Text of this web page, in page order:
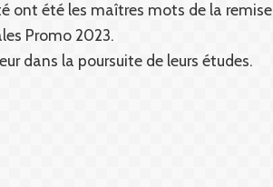
ont été les maîtres mots de la remise
Promo 2023.
dans la poursuite de leurs études.